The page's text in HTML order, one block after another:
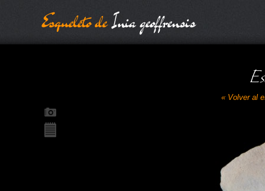
Esqueleto deInia geoffrensis
« Volver al